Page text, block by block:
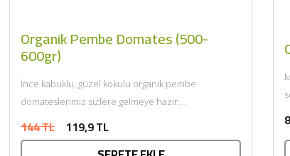
Organik Pembe Domates (500-
600gr)
İnce kabuklu, güzel kokulu organik pembe
domateslerimiz sizlere gelmeye hazır....
144 TL 119,9 TL